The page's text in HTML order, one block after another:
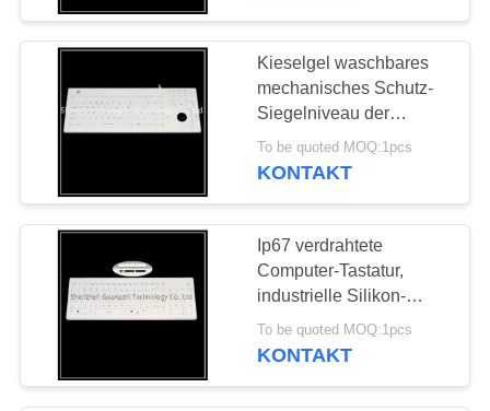
FABRIK-
AUSFLUG
QUALITÄTSKONTROLLE
TRETEN
SIE
UNS
VERBINDUNG
Kieselgel waschbares
mechanisches Schutz-
Siegelniveau der
Tastatur-Ip68
To be quoted MOQ:1pcs
KONTAKT
Ip67 verdrahtete
Computer-Tastatur,
industrielle Silikon-
Vertrags-Plan-Tastatur
To be quoted MOQ:1pcs
KONTAKT